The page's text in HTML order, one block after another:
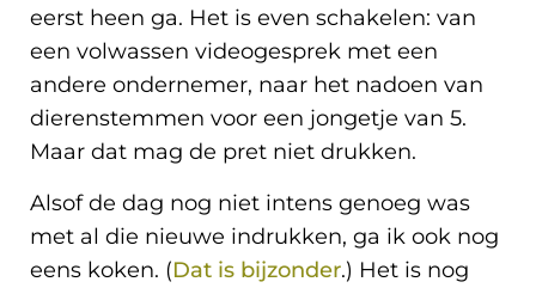
eerst heen ga. Het is even schakelen: van
een volwassen videogesprek met een
andere ondernemer, naar het nadoen van
dierenstemmen voor een jongetje van 5.
Maar dat mag de pret niet drukken.
Alsof de dag nog niet intens genoeg was
met al die nieuwe indrukken, ga ik ook nog
eens koken. (Dat is bijzonder.) Het is nog